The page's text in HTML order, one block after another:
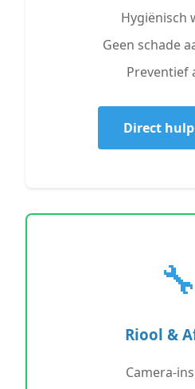
Hygiënisch
Geen schade
Preventief
Direct
🔧
Riool &
Camera-